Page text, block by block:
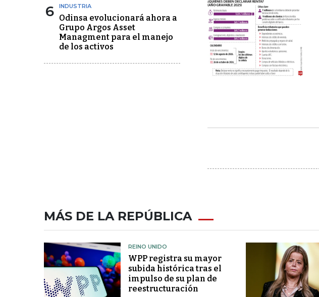
6 INDUSTRIA
Odinsa evolucionará ahora a
Grupo Argos Asset
Managment para el manejo
de los activos
MÁS DE LA REPÚBLICA
REINO UNIDO
WPP registra su mayor
subida histórica tras el
impulso de su plan de
reestructuración